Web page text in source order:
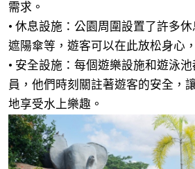
需求。
• 休息設施：公園周圍設置了許多
遮陽傘等，遊客可以在此放松身心
• 安全設施：每個遊樂設施和遊泳
員，他們時刻關註著遊客的安全，
地享受水上樂趣。